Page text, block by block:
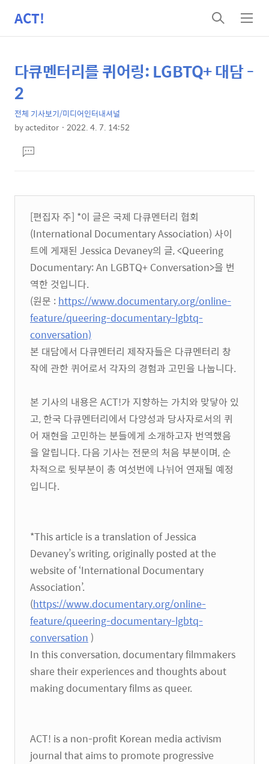
ACT!
검
색
메
뉴
상
세
컨
텐
본
제
목
다큐멘터리를 퀴어링: LGBTQ+ 대담 -
2
전체 기사보기/미디어인터내셔널
byacteditor 2022. 4. 7. 14:52
문댓
글
[편집자 주] *이 글은 국제 다큐멘터리 협회
(International Documentary Association) 사이
트에 게재된 Jessica Devaney의 글, <Queering
Documentary: An LGBTQ+ Conversation>을 번
역한 것입니다.
(원문 : https://www.documentary.org/online-
feature/queering-documentary-lgbtq-
conversation)
본 대담에서 다큐멘터리 제작자들은 다큐멘터리 창
작에 관한 퀴어로서 각자의 경험과 고민을 나눕니다.
본 기사의 내용은 ACT!가 지향하는 가치와 맞닿아 있
고, 한국 다큐멘터리에서 다양성과 당사자로서의 퀴
어 재현을 고민하는 분들에게 소개하고자 번역했음
을 알립니다. 다음 기사는 전문의 처음 부분이며, 순
차적으로 뒷부분이 총 여섯번에 나뉘어 연재될 예정
입니다.
*This article is a translation of Jessica
Devaney’s writing, originally posted at the
website of ‘International Documentary
Association’.
(https://www.documentary.org/online-
feature/queering-documentary-lgbtq-
conversation )
In this conversation, documentary filmmakers
share their experiences and thoughts about
making documentary films as queer.
ACT! is a non-profit Korean media activism
journal that aims to promote progressive